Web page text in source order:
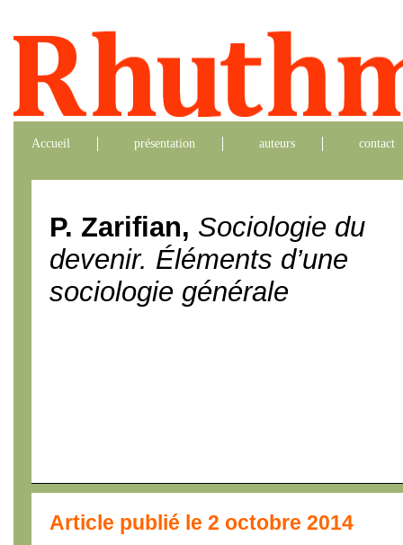
Accueil présentation auteurs contact
P. Zarifian, Sociologie du
devenir. Éléments d’une
sociologie générale
Article publié le 2 octobre 2014